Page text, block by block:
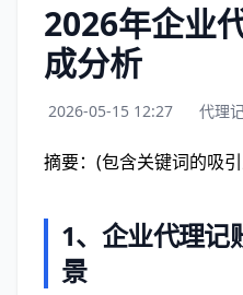
2026年企业
成分析
2026-05-15 12:27 代理
摘要：(包含关键词的吸
1、企业代理记
景